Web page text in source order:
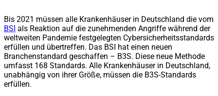
Bis 2021 müssen alle Krankenhäuser in Deutschland die vom
BSI als Reaktion auf die zunehmenden Angriffe während der
weltweiten Pandemie festgelegten Cybersicherheitsstandards
erfüllen und übertreffen. Das BSI hat einen neuen
Branchenstandard geschaffen – B3S. Diese neue Methode
umfasst 168 Standards. Alle Krankenhäuser in Deutschland,
unabhängig von ihrer Größe, müssen die B3S-Standards
erfüllen.